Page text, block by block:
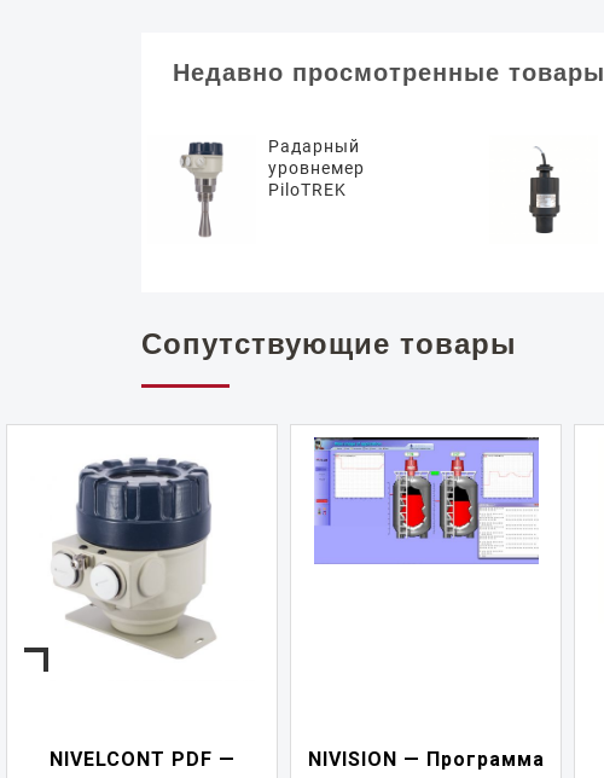
Недавно просмотренные товары
Радарный
уровнемер
PiloTREK
Сопутствующие товары
NIVELCONT PDF —
NIVISION — Программа